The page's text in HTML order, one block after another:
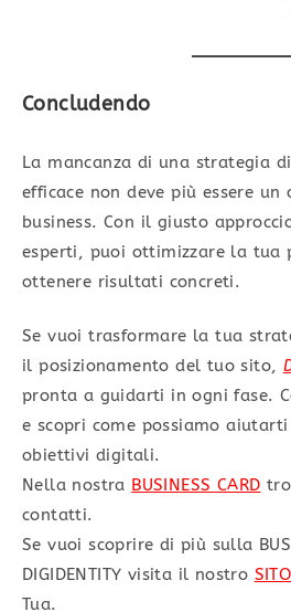
Concludendo
La mancanza di una strategia
efficace non deve più essere
business. Con il giusto
esperti, puoi ottimizzare la tua
ottenere risultati concreti.
Se vuoi trasformare la tua
il posizionamento del tuo sito,
pronta a guidarti in ogni fase.
e scopri come possiamo
obiettivi digitali.
Nella nostra BUSINESS CARD
contatti.
Se vuoi scoprire di più sulla
DIGIDENTITY visita il nostro
Tua.